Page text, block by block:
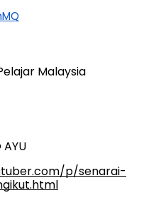
Malaysia
AYU
p/senarai-